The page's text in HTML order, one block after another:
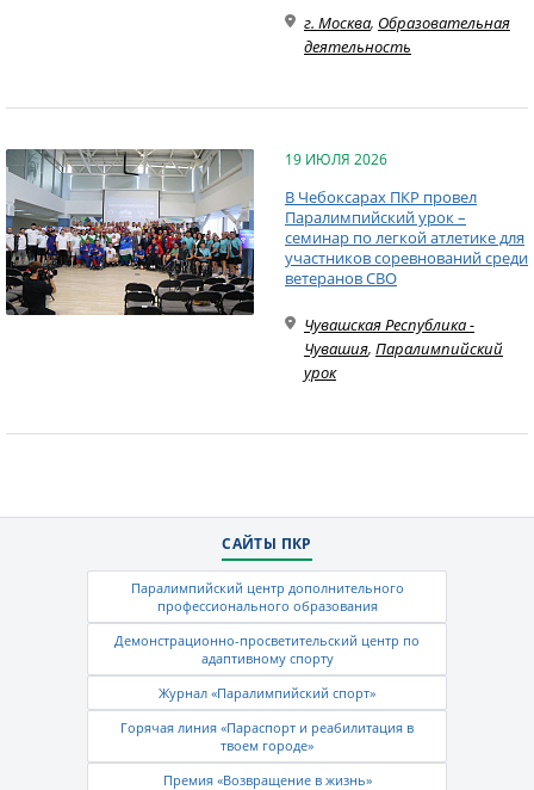
г. Москва, Образовательная
деятельность
19 ИЮЛЯ 2026
В Чебоксарах ПКР провел
Паралимпийский урок –
семинар по легкой атлетике для
участников соревнований среди
ветеранов СВО
Чувашская Республика -
Чувашия, Паралимпийский
урок
САЙТЫ ПКР
Паралимпийский центр дополнительного
профессионального образования
Демонстрационно-просветительский центр по
адаптивному спорту
Журнал «Паралимпийский спорт»
Горячая линия «Параспорт и реабилитация в
твоем городе»
Премия «Возвращение в жизнь»